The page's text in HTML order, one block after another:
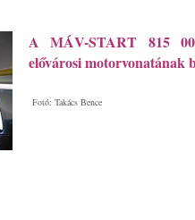
A MÁV-START 815
elővárosi motorvonatának
Fotó: Takács Bence